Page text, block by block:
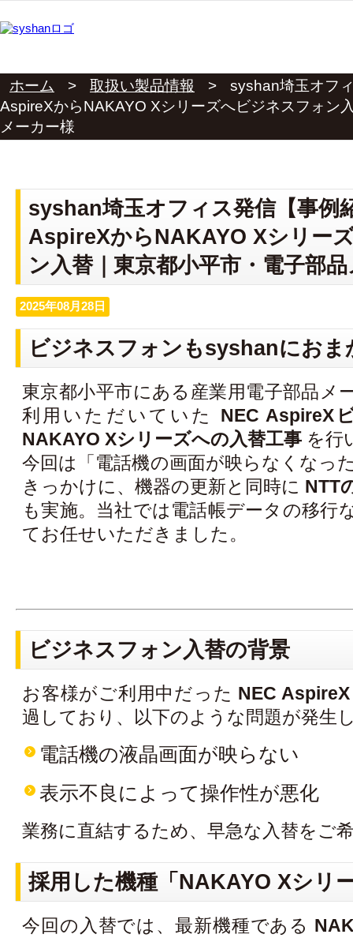
ホーム > 取扱い製品情報 >
syshan埼玉オフ
AspireXからNAKAYO Xシリーズへビジネスフォン
メーカー様
syshan埼玉オフィス発信【事例
AspireXからNAKAYO Xシリー
ン入替｜東京都小平市・電子部
2025年08月28日
ビジネスフォンもsyshanにおま
東京都小平市にある産業用電子部品メ
利用いただいていた NEC AspireX
NAKAYO Xシリーズへの入替工事 を行
今回は「電話機の画面が映らなくなっ
きっかけに、機器の更新と同時に NTT
も実施。当社では電話帳データの移行
てお任せいただきました。
ビジネスフォン入替の背景
お客様がご利用中だった NEC AspireX
過しており、以下のような問題が発生
電話機の液晶画面が映らない
表示不良によって操作性が悪化
業務に直結するため、早急な入替をご
採用した機種「NAKAYO Xシリ
今回の入替では、最新機種である